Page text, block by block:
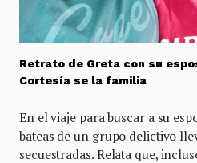
Retrato de Greta con su
Cortesía se la familia
En el viaje para buscar a su
bateas de un grupo delictivo
secuestradas. Relata que,